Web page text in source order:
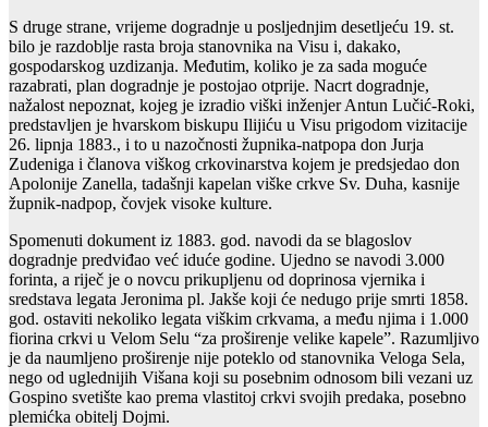
S druge strane, vrijeme dogradnje u posljednjim desetljeću 19. st.
bilo je razdoblje rasta broja stanovnika na Visu i, dakako,
gospodarskog uzdizanja. Međutim, koliko je za sada moguće
razabrati, plan dogradnje je postojao otprije. Nacrt dogradnje,
nažalost nepoznat, kojeg je izradio viški inženjer Antun Lučić-Roki,
predstavljen je hvarskom biskupu Ilijiću u Visu prigodom vizitacije
26. lipnja 1883., i to u nazočnosti župnika-natpopa don Jurja
Zudeniga i članova viškog crkovinarstva kojem je predsjedao don
Apolonije Zanella, tadašnji kapelan viške crkve Sv. Duha, kasnije
župnik-nadpop, čovjek visoke kulture.
Spomenuti dokument iz 1883. god. navodi da se blagoslov
dogradnje predviđao već iduće godine. Ujedno se navodi 3.000
forinta, a riječ je o novcu prikupljenu od doprinosa vjernika i
sredstava legata Jeronima pl. Jakše koji će nedugo prije smrti 1858.
god. ostaviti nekoliko legata viškim crkvama, a među njima i 1.000
fiorina crkvi u Velom Selu “za proširenje velike kapele”. Razumljivo
je da naumljeno proširenje nije poteklo od stanovnika Veloga Sela,
nego od uglednijih Višana koji su posebnim odnosom bili vezani uz
Gospino svetište kao prema vlastitoj crkvi svojih predaka, posebno
plemićka obitelj Dojmi.